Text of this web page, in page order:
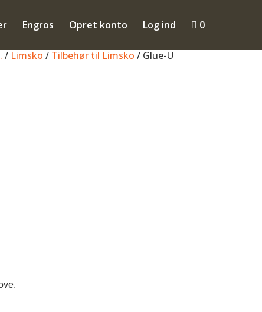
Engros Opret konto Log ind  0
/ Limsko / Tilbehør til Limsko / Glue-U